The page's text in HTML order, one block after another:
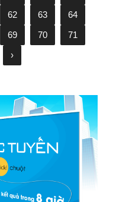
62 63
64
69 70
71
›